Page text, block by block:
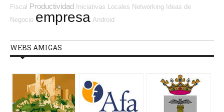
Fiscal Productividad Iniciativas Locales Networking Ideas de
Negocio empresa Android
WEBS AMIGAS